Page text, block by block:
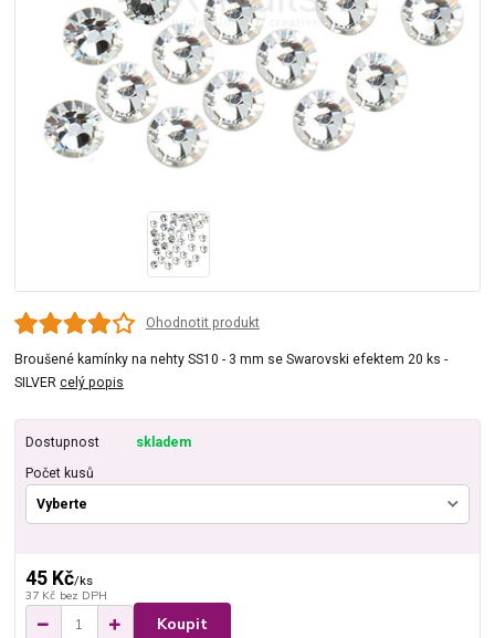
Ohodnotit produkt
Broušené kamínky na nehty SS10 - 3 mm se Swarovski efektem 20 ks -
SILVERcelý popis
Dostupnost skladem
Počet kusů
45 Kč/ks
37 Kč bez DPH
Koupit